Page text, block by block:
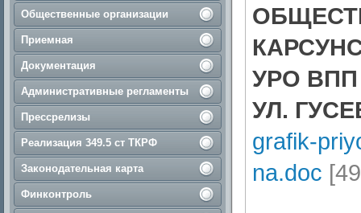
Общественные организации
Приемная
Документация
Административные регламенты
Прессрелизы
Реализация 349.5 ст ТКРФ
Законодательная карта
Финконтроль
УРО ВПП
УЛ.
grafik-
na.doc